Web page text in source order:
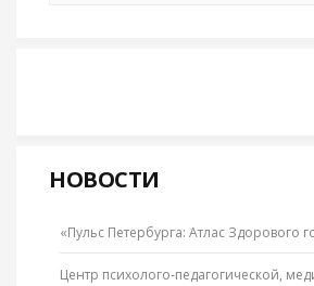
НОВОСТИ
«Пульс Петербурга: Атлас Здорового
Центр психолого-педагогической,